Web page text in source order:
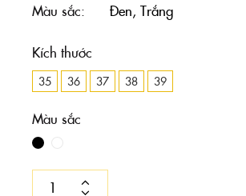
Màu sắc
Đen, Trắng
Kích thước
35 36 37 38 39
Màu sắc